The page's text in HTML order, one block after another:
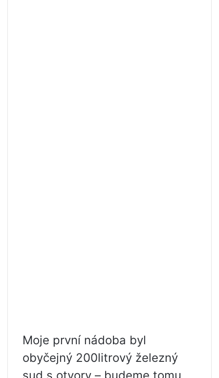
Moje první nádoba byl
obyčejný 200litrový železný